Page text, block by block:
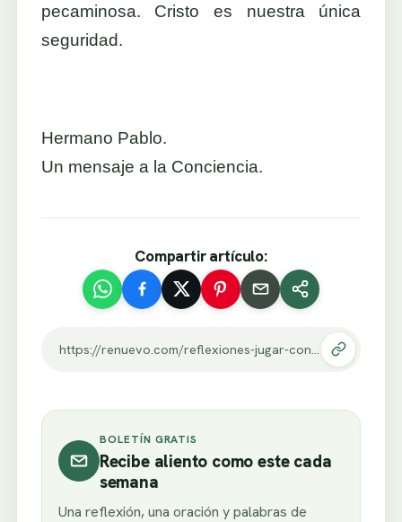
pecaminosa. Cristo es nuestra única
seguridad.
Hermano Pablo.
Un mensaje a la Conciencia.
Compartir artículo:
https://renuevo.com/reflexiones-jugar-con-fuego-2.html
BOLETÍN GRATIS
Recibe aliento como este cada
semana
Una reflexión, una oración y palabras de